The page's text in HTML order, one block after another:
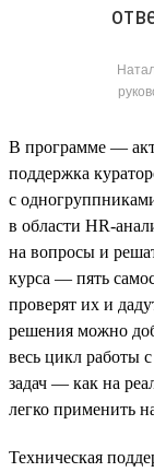
В программе —
поддержка
с
в области HR-
на вопросы и
курса — пять
проверят их и
решения можно
весь цикл работы
задач — как на
легко применить
Техническая